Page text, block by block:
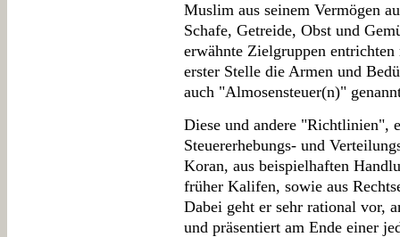
Muslim aus seinem Vermögen
Schafe, Getreide, Obst und
erwähnte Zielgruppen
erster Stelle die Armen und
auch "Almosensteuer(n)"
Diese und andere "Richtlinien",
Steuererhebungs- und
Koran, aus beispielhaften
früher Kalifen, sowie aus
Dabei geht er sehr rational vor,
und präsentiert am Ende einer